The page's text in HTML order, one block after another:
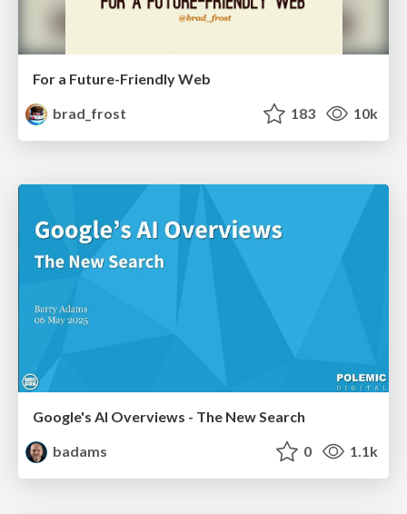
For a Future-Friendly Web
brad_frost
183 10k
Google's AI Overviews - The New Search
badams
0 1.1k